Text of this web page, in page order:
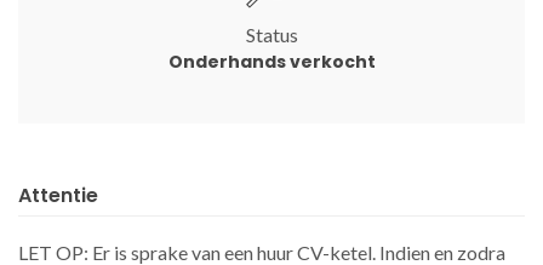
Status
Onderhands verkocht
Attentie
LET OP: Er is sprake van een huur CV-ketel. Indien en zodra